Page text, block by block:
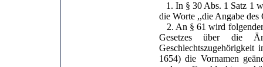
1. In § 30 Abs. 1 Satz 1
die Worte ,,die Angabe
2. An § 61 wird folgender
Gesetzes über die
1654) die Vornamen